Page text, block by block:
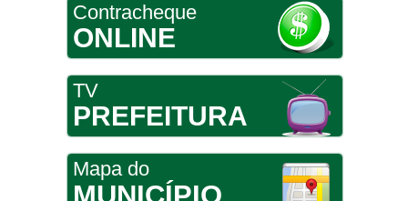
Contracheque
ONLINE
TV
PREFEITURA
Mapa do